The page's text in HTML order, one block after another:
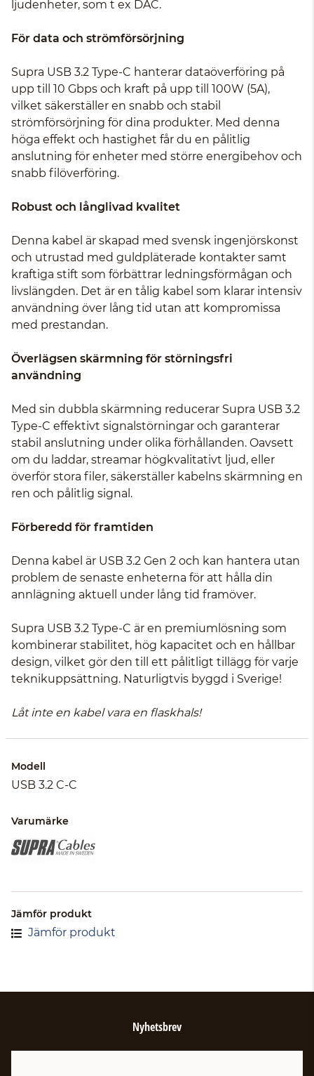
ljudenheter, som t ex DAC.
För data och strömförsörjning
Supra USB 3.2 Type-C hanterar dataöverföring på
upp till 10 Gbps och kraft på upp till 100W (5A),
vilket säkerställer en snabb och stabil
strömförsörjning för dina produkter. Med denna
höga effekt och hastighet får du en pålitlig
anslutning för enheter med större energibehov och
snabb filöverföring.
Robust och långlivad kvalitet
Denna kabel är skapad med svensk ingenjörskonst
och utrustad med guldpläterade kontakter samt
kraftiga stift som förbättrar ledningsförmågan och
livslängden. Det är en tålig kabel som klarar intensiv
användning över lång tid utan att kompromissa
med prestandan.
Överlägsen skärmning för störningsfri
användning
Med sin dubbla skärmning reducerar Supra USB 3.2
Type-C effektivt signalstörningar och garanterar
stabil anslutning under olika förhållanden. Oavsett
om du laddar, streamar högkvalitativt ljud, eller
överför stora filer, säkerställer kabelns skärmning en
ren och pålitlig signal.
Förberedd för framtiden
Denna kabel är USB 3.2 Gen 2 och kan hantera utan
problem de senaste enheterna för att hålla din
annlägning aktuell under lång tid framöver.
Supra USB 3.2 Type-C är en premiumlösning som
kombinerar stabilitet, hög kapacitet och en hållbar
design, vilket gör den till ett pålitligt tillägg för varje
teknikuppsättning. Naturligtvis byggd i Sverige!
Låt inte en kabel vara en flaskhals!
Modell
USB 3.2 C-C
Varumärke
Jämför produkt
Jämför produkt
Nyhetsbrev